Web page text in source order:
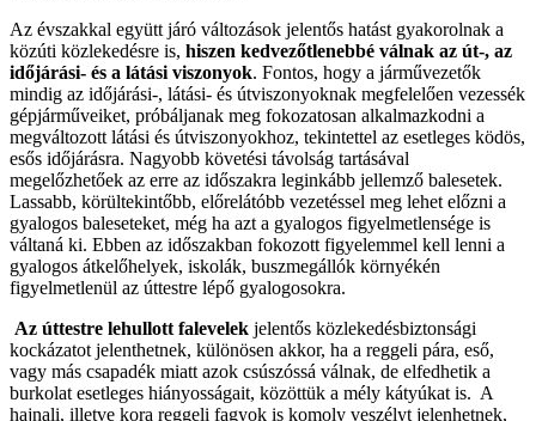
Az évszakkal együtt járó változások jelentős hatást gyakorolnak a
közúti közlekedésre is, hiszen kedvezőtlenebbé válnak az út-, az
időjárási- és a látási viszonyok. Fontos, hogy a járművezetők
mindig az időjárási-, látási- és útviszonyoknak megfelelően vezessék
gépjárműveiket, próbáljanak meg fokozatosan alkalmazkodni a
megváltozott látási és útviszonyokhoz, tekintettel az esetleges ködös,
esős időjárásra. Nagyobb követési távolság tartásával
megelőzhetőek az erre az időszakra leginkább jellemző balesetek.
Lassabb, körültekintőbb, előrelátóbb vezetéssel meg lehet előzni a
gyalogos baleseteket, még ha azt a gyalogos figyelmetlensége is
váltaná ki. Ebben az időszakban fokozott figyelemmel kell lenni a
gyalogos átkelőhelyek, iskolák, buszmegállók környékén
figyelmetlenül az úttestre lépő gyalogosokra.
Az úttestre lehullott falevelek jelentős közlekedésbiztonsági
kockázatot jelenthetnek, különösen akkor, ha a reggeli pára, eső,
vagy más csapadék miatt azok csúszóssá válnak, de elfedhetik a
burkolat esetleges hiányosságait, közöttük a mély kátyúkat is. A
hajnali, illetve kora reggeli fagyok is komoly veszélyt jelenhetnek,